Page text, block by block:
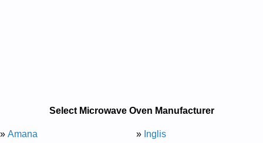
Select Microwave Oven Manufacturer
» Amana
» Inglis